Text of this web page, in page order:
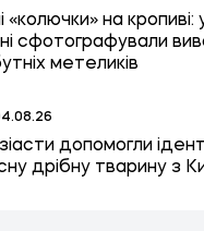
«колючки» на
сфотографували
метеликів
допомогли
дрібну тварину з